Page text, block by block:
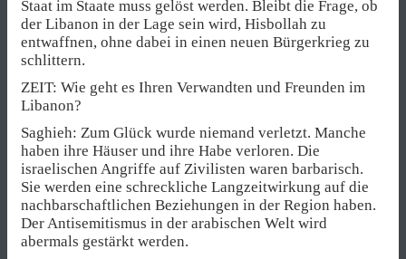
Staat im Staate muss gelöst werden. Bleibt die Frage, ob
der Libanon in der Lage sein wird, Hisbollah zu
entwaffnen, ohne dabei in einen neuen Bürgerkrieg zu
schlittern.
ZEIT: Wie geht es Ihren Verwandten und Freunden im
Libanon?
Saghieh: Zum Glück wurde niemand verletzt. Manche
haben ihre Häuser und ihre Habe verloren. Die
israelischen Angriffe auf Zivilisten waren barbarisch.
Sie werden eine schreckliche Langzeitwirkung auf die
nachbarschaftlichen Beziehungen in der Region haben.
Der Antisemitismus in der arabischen Welt wird
abermals gestärkt werden.